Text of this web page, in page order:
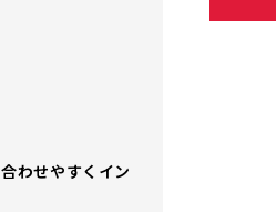
わせやすくイン